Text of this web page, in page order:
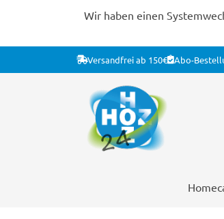
Wir haben einen
Versandfrei ab 150€ Abo-